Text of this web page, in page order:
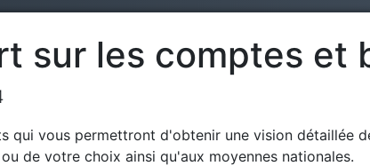
sur les comptes et
qui vous permettront d'obtenir une vision détaillée
de votre choix ainsi qu'aux moyennes nationales.